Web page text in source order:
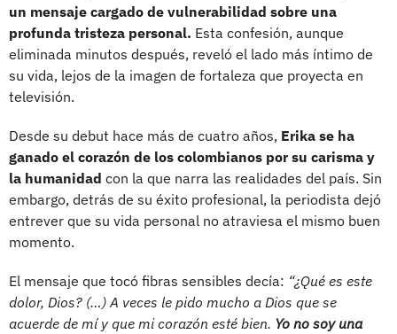
un mensaje cargado de vulnerabilidad sobre una
profunda tristeza personal. Esta confesión, aunque
eliminada minutos después, reveló el lado más íntimo de
su vida, lejos de la imagen de fortaleza que proyecta en
televisión.
Desde su debut hace más de cuatro años, Erika se ha
ganado el corazón de los colombianos por su carisma y
la humanidad con la que narra las realidades del país. Sin
embargo, detrás de su éxito profesional, la periodista dejó
entrever que su vida personal no atraviesa el mismo buen
momento.
El mensaje que tocó fibras sensibles decía: “¿Qué es este
dolor, Dios? (…) A veces le pido mucho a Dios que se
acuerde de mí y que mi corazón esté bien. Yo no soy una